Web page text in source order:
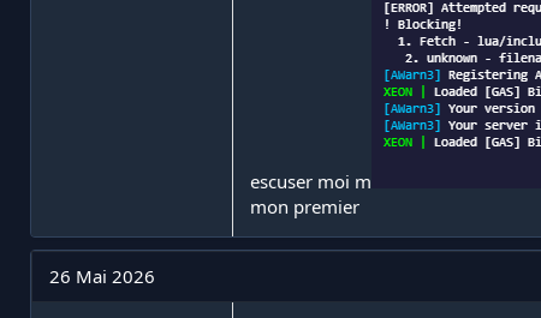
escuser moi m
mon premier
26 Mai 2026